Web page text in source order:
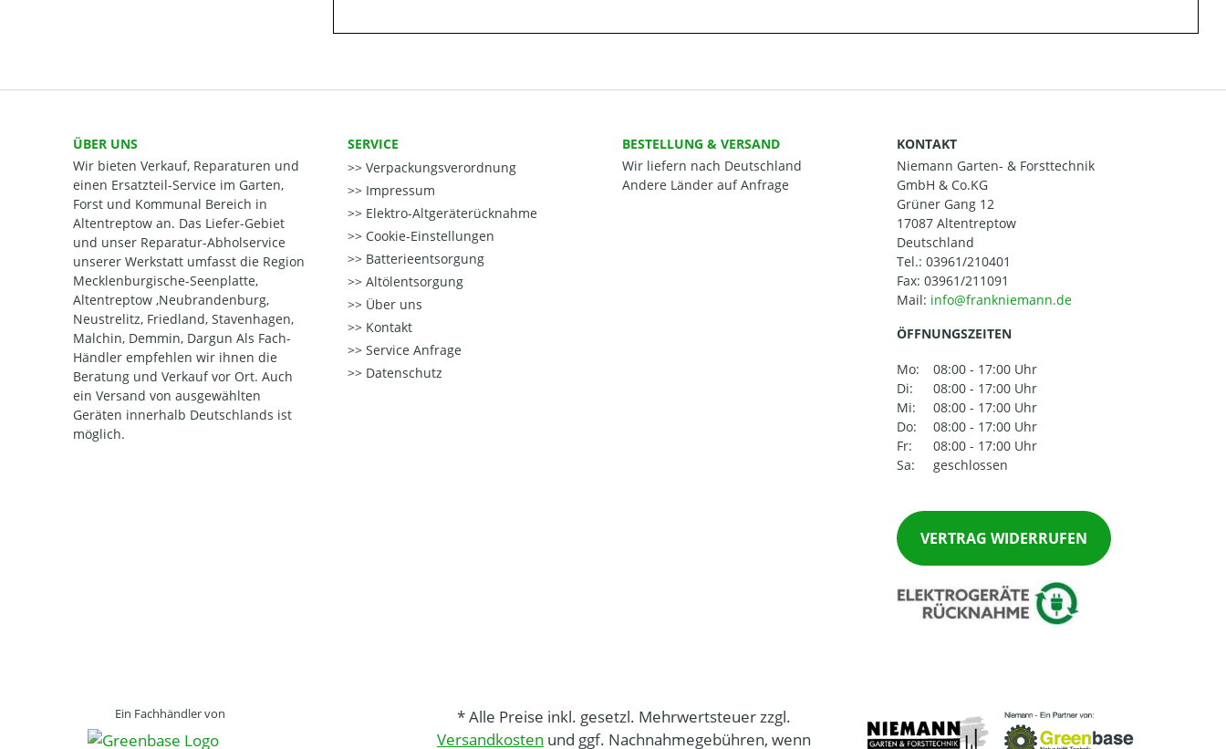
ÜBER UNS
Wir bieten Verkauf, Reparaturen und
einen Ersatzteil-Service im Garten,
Forst und Kommunal Bereich in
Altentreptow an. Das Liefer-Gebiet
und unser Reparatur-Abholservice
unserer Werkstatt umfasst die Region
Mecklenburgische-Seenplatte,
Altentreptow ,Neubrandenburg,
Neustrelitz, Friedland, Stavenhagen,
Malchin, Demmin, Dargun Als Fach-
Händler empfehlen wir ihnen die
Beratung und Verkauf vor Ort. Auch
ein Versand von ausgewählten
Geräten innerhalb Deutschlands ist
möglich.
SERVICE
Verpackungsverordnung
Impressum
Elektro-Altgeräterücknahme
Cookie-Einstellungen
Batterieentsorgung
Altölentsorgung
Über uns
Kontakt
Service Anfrage
Datenschutz
BESTELLUNG & VERSAND
Wir liefern nach Deutschland
Andere Länder auf Anfrage
KONTAKT
Niemann Garten- & Forsttechnik
GmbH & Co.KG
Grüner Gang 12
17087 Altentreptow
Deutschland
Tel.: 03961/210401
Fax: 03961/211091
Mail:
ÖFFNUNGSZEITEN
Mo:
08:00 - 17:00 Uhr
Di:
08:00 - 17:00 Uhr
Mi:
08:00 - 17:00 Uhr
Do:
08:00 - 17:00 Uhr
Fr:
08:00 - 17:00 Uhr
Sa:
geschlossen
VERTRAG WIDERRUFEN
Ein Fachhändler von
* Alle Preise inkl. gesetzl. Mehrwertsteuer zzgl.
Versandkosten und ggf. Nachnahmegebühren, wenn